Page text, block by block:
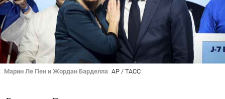
Марин Ле Пен и Жордан Барделла AP / ТАСС